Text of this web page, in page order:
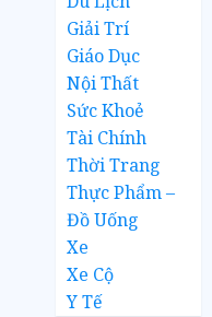
Giải Trí
Giáo Dục
Nội Thất
Sức Khoẻ
Tài Chính
Thời Trang
Thực Phẩm –
Đồ Uống
Xe
Xe Cộ
Y Tế